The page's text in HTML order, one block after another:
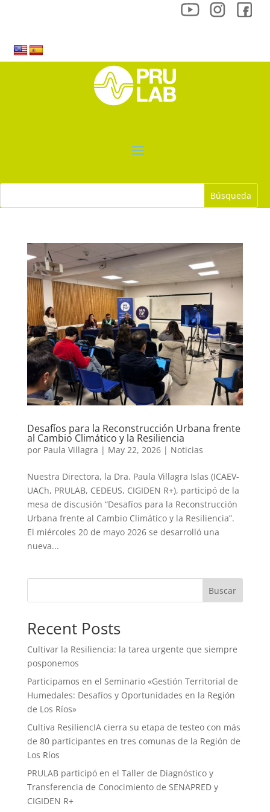
Desafíos para la Reconstrucción Urbana frente
al Cambio Climático y la Resiliencia
por Paula Villagra | May 22, 2026| Noticias
Nuestra Directora, la Dra. Paula Villagra Islas (ICAEV-
UACh, PRULAB, CEDEUS, CIGIDEN R+), participó de la
mesa de discusión “Desafíos para la Reconstrucción
Urbana frente al Cambio Climático y la Resiliencia”.
El miércoles 20 de mayo 2026 se desarrolló una
nueva...
Buscar
Recent Posts
Cultivar la Resiliencia: la tarea urgente que siempre
posponemos
Participamos en el Seminario «Gestión Territorial de
Humedales: Desafíos y Oportunidades en la Región
de Los Ríos»
Cultiva ResiliencIA cierra su etapa de testeo con más
de 80 participantes en tres comunas de la Región de
Los Ríos
PRULAB participó en el Taller de Diagnóstico y
Transferencia de Conocimiento de SENAPRED y
CIGIDEN R+